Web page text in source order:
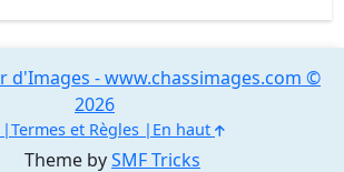
Theme bySMF Tricks
d'Images - www.chassimages.com ©
2026
Termes et Règles En haut